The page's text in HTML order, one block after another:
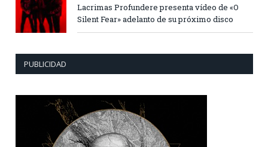
Lacrimas Profundere presenta vídeo de «O
Silent Fear» adelanto de su próximo disco
PUBLICIDAD